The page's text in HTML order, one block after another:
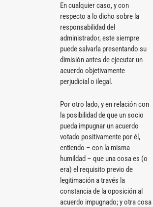
En cualquier caso, y con
respecto a lo dicho sobre la
responsabilidad del
administrador, este siempre
puede salvarla presentando su
dimisión antes de ejecutar un
acuerdo objetivamente
perjudicial o ilegal.
Por otro lado, y en relación con
la posibilidad de que un socio
pueda impugnar un acuerdo
votado positivamente por él,
entiendo – con la misma
humildad – que una cosa es (o
era) el requisito previo de
legitimación a través la
constancia de la oposición al
acuerdo impugnado; y otra cosa